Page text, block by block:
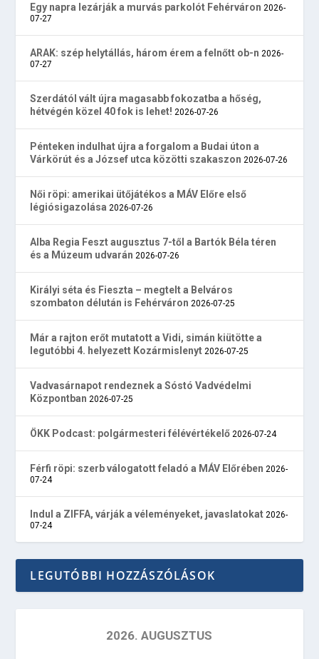
Egy napra lezárják a murvás parkolót Fehérváron 2026-
07-27
ARAK: szép helytállás, három érem a felnőtt ob-n 2026-
07-27
Szerdától vált újra magasabb fokozatba a hőség,
hétvégén közel 40 fok is lehet! 2026-07-26
Pénteken indulhat újra a forgalom a Budai úton a
Várkörút és a József utca közötti szakaszon 2026-07-26
Női röpi: amerikai ütőjátékos a MÁV Előre első
légiósigazolása 2026-07-26
Alba Regia Feszt augusztus 7-től a Bartók Béla téren
és a Múzeum udvarán 2026-07-26
Királyi séta és Fieszta – megtelt a Belváros
szombaton délután is Fehérváron 2026-07-25
Már a rajton erőt mutatott a Vidi, simán kiütötte a
legutóbbi 4. helyezett Kozármislenyt 2026-07-25
Vadvasárnapot rendeznek a Sóstó Vadvédelmi
Központban 2026-07-25
ÖKK Podcast: polgármesteri félévértékelő 2026-07-24
Férfi röpi: szerb válogatott feladó a MÁV Előrében 2026-
07-24
Indul a ZIFFA, várják a véleményeket, javaslatokat 2026-
07-24
LEGUTÓBBI HOZZÁSZÓLÁSOK
2026. AUGUSZTUS